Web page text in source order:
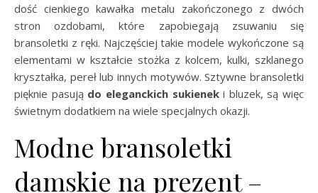
dość cienkiego kawałka metalu zakończonego z dwóch
stron ozdobami, które zapobiegają zsuwaniu się
bransoletki z ręki. Najczęściej takie modele wykończone są
elementami w kształcie stożka z kolcem, kulki, szklanego
kryształka, pereł lub innych motywów. Sztywne bransoletki
pięknie pasują do eleganckich sukieneki bluzek, są więc
świetnym dodatkiem na wiele specjalnych okazji.
Modne bransoletki
damskie na prezent –